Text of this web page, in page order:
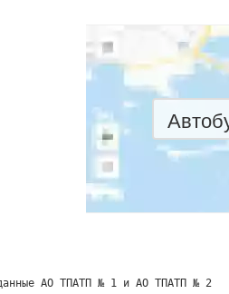
АО ТПАТП № 1 и АО ТПАТП № 2